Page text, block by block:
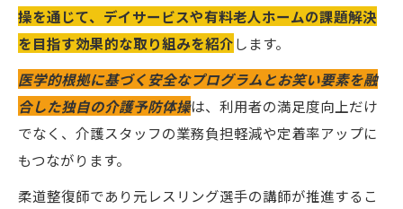
操を通じて、デイサービスや有料老人ホームの課題解決
を目指す効果的な取り組みを紹介します。
医学的根拠に基づく安全なプログラムとお笑い要素を融
合した独自の介護予防体操は、利用者の満足度向上だけ
でなく、介護スタッフの業務負担軽減や定着率アップに
もつながります。
柔道整復師であり元レスリング選手の講師が推進するこ